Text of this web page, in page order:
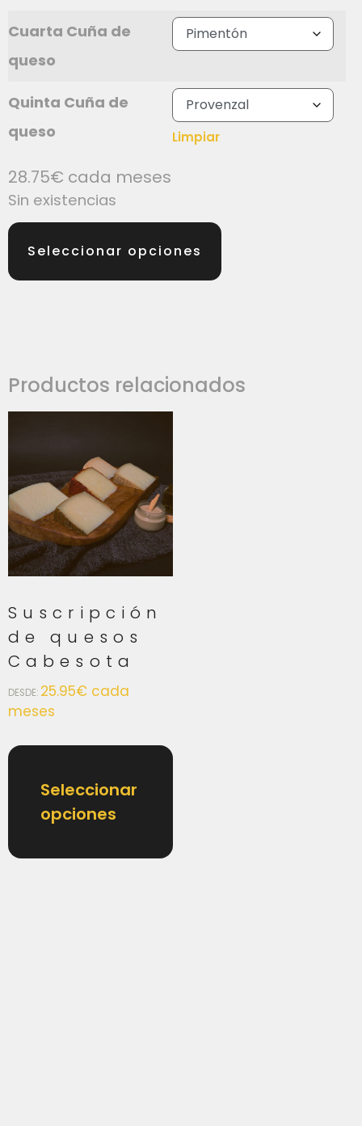
Cuarta Cuña de
queso
Quinta Cuña de
queso
Limpiar
28.75€ cada meses
Sin existencias
Seleccionar opciones
Productos relacionados
Suscripción
de quesos
Cabesota
DESDE: 25.95€ cada
meses
Seleccionar
opciones